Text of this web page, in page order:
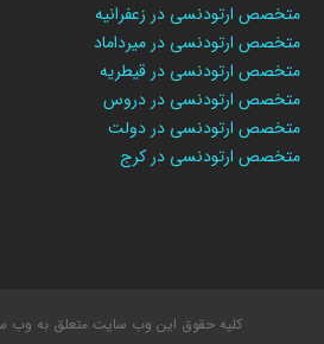
متخصص ارتودنسی در زعفرانیه
متخصص ارتودنسی در میرداماد
متخصص ارتودنسی در قیطریه
متخصص ارتودنسی در دروس
متخصص ارتودنسی در دولت
متخصص ارتودنسی در کرج
کلیه حقوق این وب سایت متعلق به وب